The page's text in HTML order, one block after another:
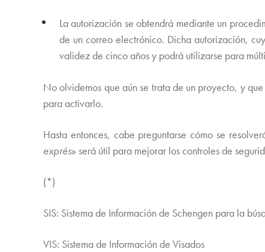
La autorización se obtendrá mediante un
de un correo electrónico. Dicha autorización,
validez de cinco años y podrá utilizarse para
No olvidemos que aún se trata de un proyecto, y
para activarlo.
Hasta entonces, cabe preguntarse cómo se
exprés» será útil para mejorar los controles de
(*)
SIS: Sistema de Información de Schengen para la
VIS: Sistema de Información de Visados